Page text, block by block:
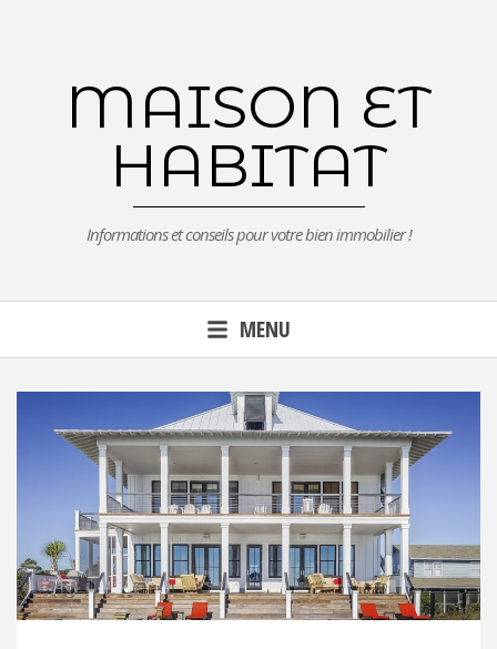
MAISON ET
HABITAT
Informations et conseils pour votre bien immobilier !
MENU